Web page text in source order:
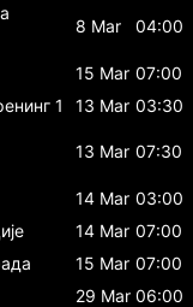
8 Mar 04:00
15 Mar 07:00
1 13 Mar 03:30
13 Mar 07:30
14 Mar 03:00
14 Mar 07:00
15 Mar 07:00
29 Mar 06:00